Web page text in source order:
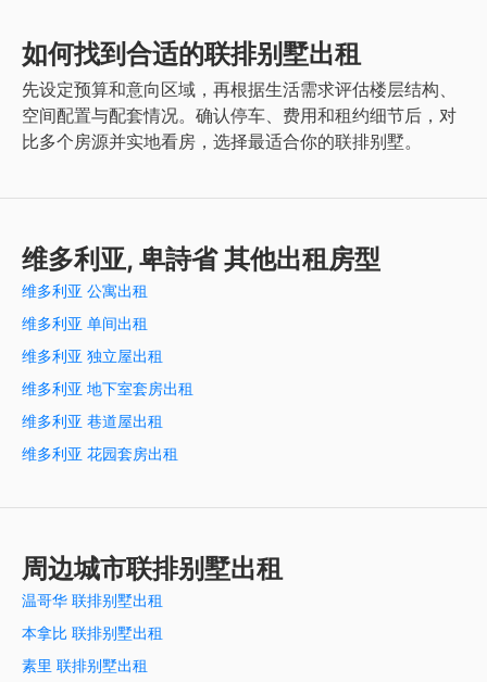
如何找到合适的联排别墅出租
先设定预算和意向区域，再根据生活需求评估楼层结构、
空间配置与配套情况。确认停车、费用和租约细节后，对
比多个房源并实地看房，选择最适合你的联排别墅。
维多利亚, 卑詩省 其他出租房型
维多利亚 公寓出租
维多利亚 单间出租
维多利亚 独立屋出租
维多利亚 地下室套房出租
维多利亚 巷道屋出租
维多利亚 花园套房出租
周边城市联排别墅出租
温哥华 联排别墅出租
本拿比 联排别墅出租
素里 联排别墅出租